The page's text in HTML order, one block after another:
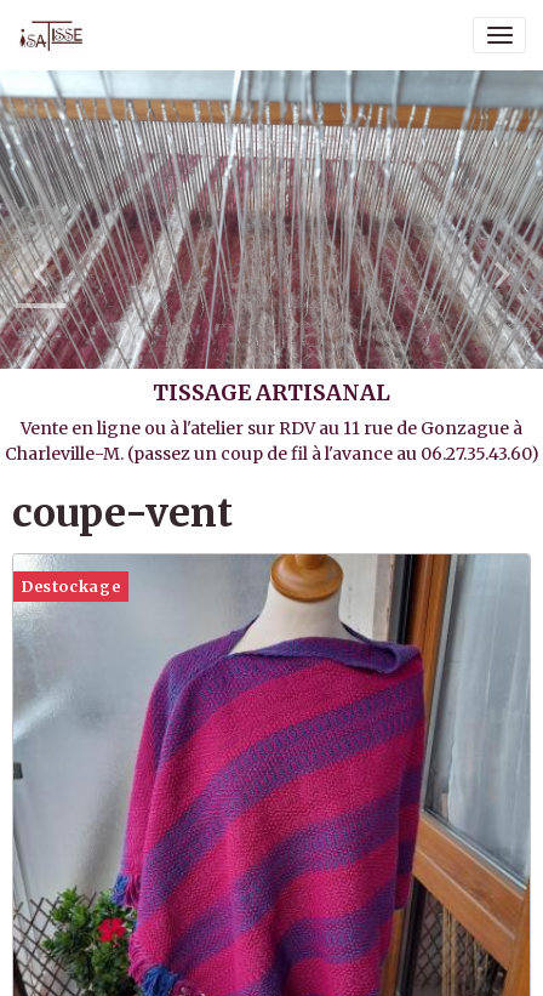
TISSAGE ARTISANAL
Vente en ligne ou à l'atelier sur RDV au 11 rue de Gonzague à
Charleville-M. (passez un coup de fil à l'avance au 06.27.35.43.60)
coupe-vent
Destockage